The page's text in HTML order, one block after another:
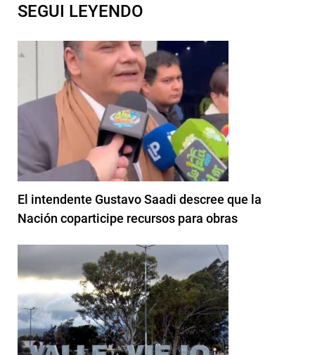
SEGUI LEYENDO
El intendente Gustavo Saadi descree que la
Nación coparticipe recursos para obras